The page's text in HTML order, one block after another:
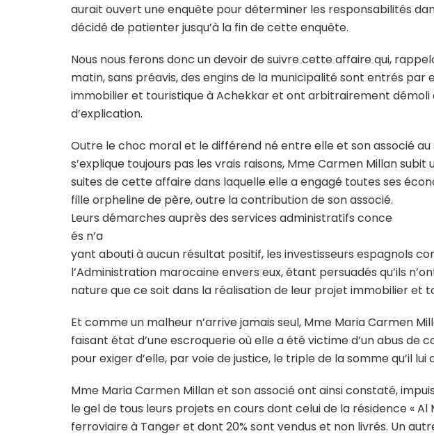
aurait ouvert une enquête pour déterminer les responsabilités
décidé de patienter jusqu’à la fin de cette enquête.
Nous nous ferons donc un devoir de suivre cette affaire qui,
matin, sans préavis, des engins de la municipalité sont entrés
immobilier et touristique à Achekkar et ont arbitrairement démoli
d’explication.
Outre le choc moral et le différend né entre elle et son associé
s’explique toujours pas les vrais raisons, Mme Carmen Millan
suites de cette affaire dans laquelle elle a engagé toutes ses
fille orpheline de père, outre la contribution de son associé.
Leurs démarches auprès des services administratifs conce
és n’a
yant abouti à aucun résultat positif, les investisseurs espagnols
l’Administration marocaine envers eux, étant persuadés qu’ils
nature que ce soit dans la réalisation de leur projet immobilier et
Et comme un malheur n’arrive jamais seul, Mme Maria Carmen
faisant état d’une escroquerie où elle a été victime d’un abus de
pour exiger d’elle, par voie de justice, le triple de la somme qu’il lui
Mme Maria Carmen Millan et son associé ont ainsi constaté,
le gel de tous leurs projets en cours dont celui de la résidence «
ferroviaire à Tanger et dont 20% sont vendus et non livrés. Un